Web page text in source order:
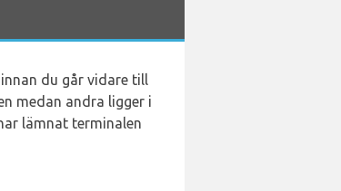
du går vidare till
medan andra ligger i
lämnat terminalen